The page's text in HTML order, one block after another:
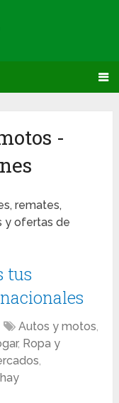
-
remates,
y ofertas de
tus
Autos y motos,
, Ropa y
,